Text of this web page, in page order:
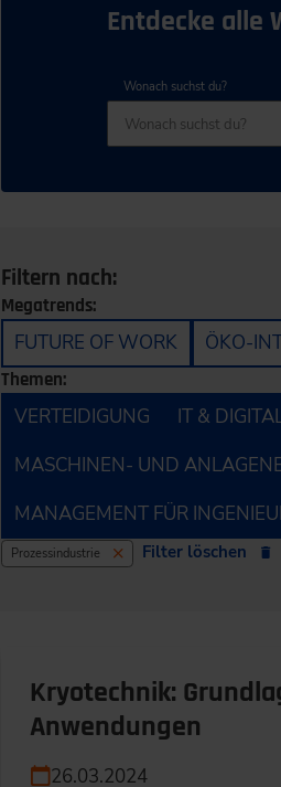
Entdecke alle
Wonach suchst du?
Filtern nach:
Megatrends:
FUTURE OF WORK ÖKO-
Themen:
VERTEIDIGUNG IT &
MASCHINEN- UND
MANAGEMENT FÜR
Prozessindustrie Filter löschen
Kryotechnik:
Anwendungen
26.03.2024